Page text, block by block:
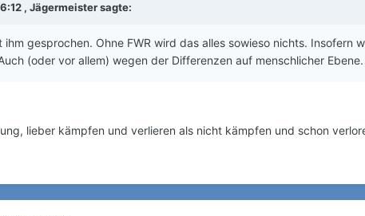
, Jägermeistersagte:
gesprochen. Ohne FWR wird das alles sowieso nichts. Insofern
(oder vor allem) wegen der Differenzen auf menschlicher Ebene.
lieber kämpfen und verlieren als nicht kämpfen und schon